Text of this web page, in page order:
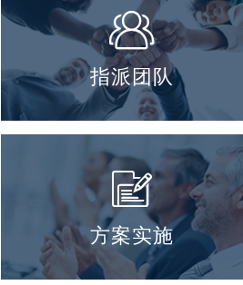

指派团队

方案实施